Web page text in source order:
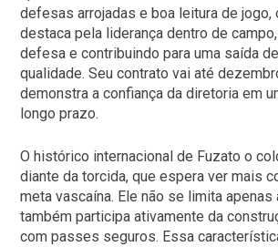
defesas arrojadas e boa leitura de jogo,
destaca pela liderança dentro de
defesa e contribuindo para uma saída
qualidade. Seu contrato vai até
demonstra a confiança da diretoria em
longo prazo.
O histórico internacional de Fuzato o
diante da torcida, que espera ver mais
meta vascaína. Ele não se limita apenas
também participa ativamente da
com passes seguros. Essa